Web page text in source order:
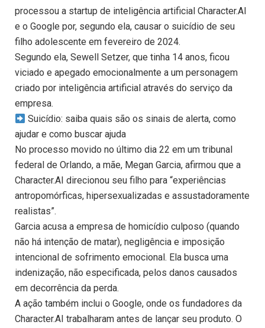
processou a startup de inteligência artificial Character.AI
e o Google por, segundo ela, causar o suicídio de seu
filho adolescente em fevereiro de 2024.
Segundo ela, Sewell Setzer, que tinha 14 anos, ficou
viciado e apegado emocionalmente a um personagem
criado por inteligência artificial através do serviço da
empresa.
Suicídio: saiba quais são os sinais de alerta, como
ajudar e como buscar ajuda
No processo movido no último dia 22 em um tribunal
federal de Orlando, a mãe, Megan Garcia, afirmou que a
Character.AI direcionou seu filho para “experiências
antropomórficas, hipersexualizadas e assustadoramente
realistas”.
Garcia acusa a empresa de homicídio culposo (quando
não há intenção de matar), negligência e imposição
intencional de sofrimento emocional. Ela busca uma
indenização, não especificada, pelos danos causados
em decorrência da perda.
A ação também inclui o Google, onde os fundadores da
Character.AI trabalharam antes de lançar seu produto. O